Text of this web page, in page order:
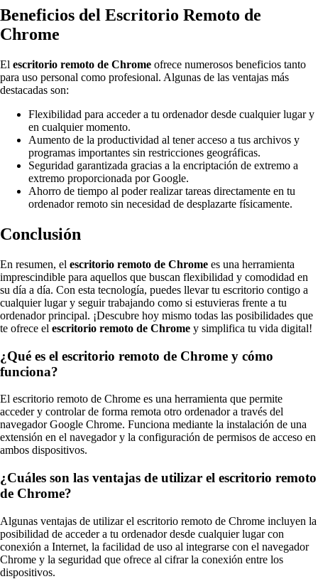
Beneficios del Escritorio Remoto de
Chrome
El escritorio remoto de Chrome ofrece numerosos beneficios tanto
para uso personal como profesional. Algunas de las ventajas más
destacadas son:
Flexibilidad para acceder a tu ordenador desde cualquier lugar y
en cualquier momento.
Aumento de la productividad al tener acceso a tus archivos y
programas importantes sin restricciones geográficas.
Seguridad garantizada gracias a la encriptación de extremo a
extremo proporcionada por Google.
Ahorro de tiempo al poder realizar tareas directamente en tu
ordenador remoto sin necesidad de desplazarte físicamente.
Conclusión
En resumen, el escritorio remoto de Chrome es una herramienta
imprescindible para aquellos que buscan flexibilidad y comodidad en
su día a día. Con esta tecnología, puedes llevar tu escritorio contigo a
cualquier lugar y seguir trabajando como si estuvieras frente a tu
ordenador principal. ¡Descubre hoy mismo todas las posibilidades que
te ofrece el escritorio remoto de Chrome y simplifica tu vida digital!
¿Qué es el escritorio remoto de Chrome y cómo
funciona?
El escritorio remoto de Chrome es una herramienta que permite
acceder y controlar de forma remota otro ordenador a través del
navegador Google Chrome. Funciona mediante la instalación de una
extensión en el navegador y la configuración de permisos de acceso en
ambos dispositivos.
¿Cuáles son las ventajas de utilizar el escritorio remoto
de Chrome?
Algunas ventajas de utilizar el escritorio remoto de Chrome incluyen la
posibilidad de acceder a tu ordenador desde cualquier lugar con
conexión a Internet, la facilidad de uso al integrarse con el navegador
Chrome y la seguridad que ofrece al cifrar la conexión entre los
dispositivos.